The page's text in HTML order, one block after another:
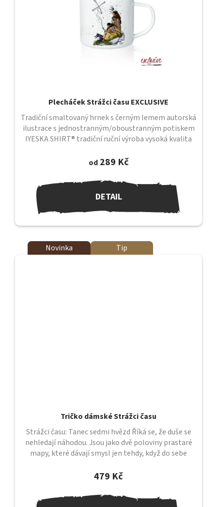
Plecháček Strážci času EXCLUSIVE
od289 Kč
DETAIL
Tradiční smaltovaný hrnek s černým lemem autorská
ilustrace s jednostranným/oboustranným potiskem
IYESKA SHIRT® tradiční ruční výroba vysoká kvalita
Novinka Tip
Tričko dámské Strážci času
479 Kč
Strážci času: Tanec sedmi hvězd Říká se, že duše se
nehledají náhodou. Jsou jako dvě poloviny prastaré
mapy, které dávají smysl jen tehdy, když do sebe